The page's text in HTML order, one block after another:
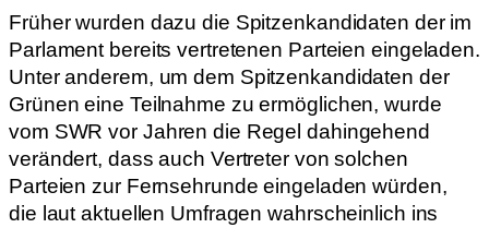
Früher wurden dazu die Spitzenkandidaten der im
Parlament bereits vertretenen Parteien eingeladen.
Unter anderem, um dem Spitzenkandidaten der
Grünen eine Teilnahme zu ermöglichen, wurde
vom SWR vor Jahren die Regel dahingehend
verändert, dass auch Vertreter von solchen
Parteien zur Fernsehrunde eingeladen würden,
die laut aktuellen Umfragen wahrscheinlich ins